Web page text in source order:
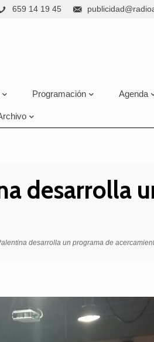
659 14 19 45
Programación Agenda
desarrolla
desarrolla un programa de